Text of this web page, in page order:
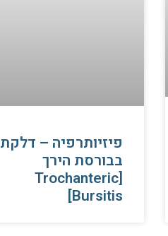
פיזיותרפיה – דלקת
בבורסת הירך
[Trochanteric
Bursitis]